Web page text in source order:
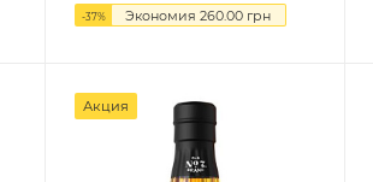
-37% Экономия260.00 грн
Акция